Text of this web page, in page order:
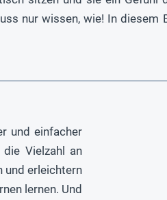
nur wissen, wie! In
und einfacher
Vielzahl an
und erleichtern
lernen. Und